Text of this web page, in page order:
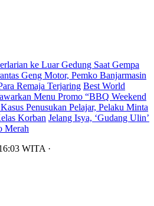
ke Luar Gedung Saat Gempa
Geng Motor, Pemko Banjarmasin
Remaja Terjaring Best World
Menu Promo “BBQ Weekend
Penusukan Pelajar, Pelaku Minta
Korban Jelang Isya, ‘Gudang Ulin’
Merah
WITA ·